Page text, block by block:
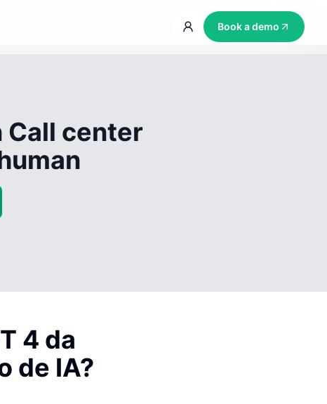
Book a demo
Call center
4 da
de IA?